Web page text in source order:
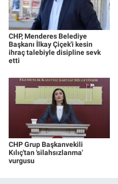
CHP, Menderes Belediye
Başkanı İlkay Çiçek'i kesin
ihraç talebiyle disipline sevk
etti
CHP Grup Başkanvekili
Kılıç'tan 'silahsızlanma'
vurgusu